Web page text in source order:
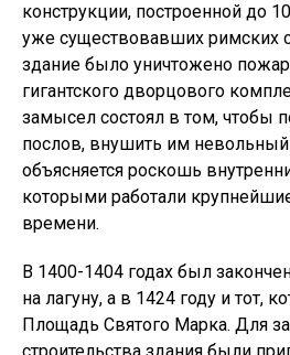
конструкции, построенной до
уже существовавших римских
здание было уничтожено
гигантского дворцового
замысел состоял в том, чтобы
послов, внушить им невольный
объясняется роскошь
которыми работали
времени.
В 1400-1404 годах был
на лагуну, а в 1424 году и тот,
Площадь Святого Марка. Для